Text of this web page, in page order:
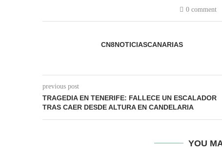
0 comment
CN8NOTICIASCANARIAS
previous post
TRAGEDIA EN TENERIFE: FALLECE UN ESCALADOR
TRAS CAER DESDE ALTURA EN CANDELARIA
YOU